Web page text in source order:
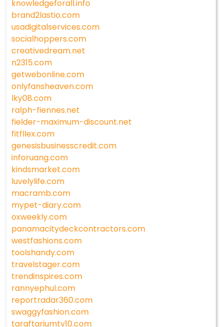
knowledgeforall.info
brand2lastio.com
usadigitalservices.com
socialhoppers.com
creativedream.net
n2315.com
getwebonline.com
onlyfansheaven.com
lky08.com
ralph-fiennes.net
fielder-maximum-discount.net
fitfllex.com
genesisbusinesscredit.com
inforuang.com
kindsmarket.com
luvelylife.com
macramb.com
mypet-diary.com
oxweekly.com
panamacitydeckcontractors.com
westfashions.com
toolshandy.com
travelstager.com
trendinspires.com
rannyephul.com
reportradar360.com
swaggyfashion.com
taraftariumtv10.com